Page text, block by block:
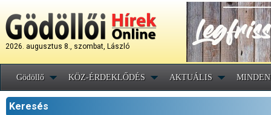
2026. augusztus 8., szombat, László
Gödöllő KÖZ-ÉRDEKLŐDÉS AKTUÁLIS
Keresés